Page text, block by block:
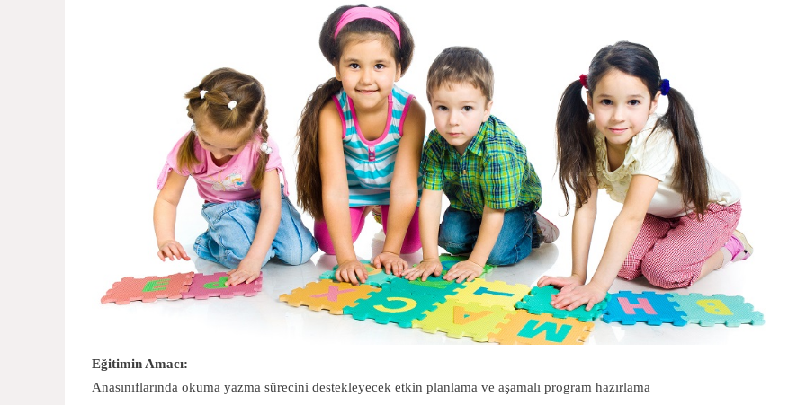
Eğitimin Amacı:
Anasınıflarında okuma yazma sürecini destekleyecek etkin planlama ve aşamalı program hazırlama